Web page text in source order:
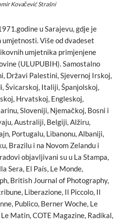
Kovačević Strašni
u Sarajevu, gdje je
Više od dvadeset
umjetnika primjenjene
(ULUPUBIH). Samostalno
Državi Palestini, Sjevernoj Irskoj,
Švicarskoj, Italiji, Španjolskoj,
Hrvatskoj, Engleskoj,
Sloveniji, Njemačkoj, Bosni i
Australiji, Belgiji, Alžiru,
Portugalu, Libanonu, Albaniji,
Brazilu i na Novom Zelandu i
objavljivani su u La Stampa,
Sera, El País, Le Monde,
British Journal of Photography,
Liberazione, Il Piccolo, Il
Publico, Berner Woche, Le
Matin, COTE Magazine, Radikal,